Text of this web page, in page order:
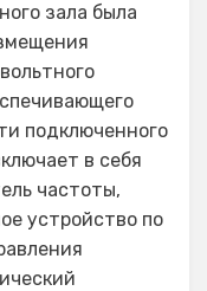
зала была
подключенного
в себя
частоты,
устройство по